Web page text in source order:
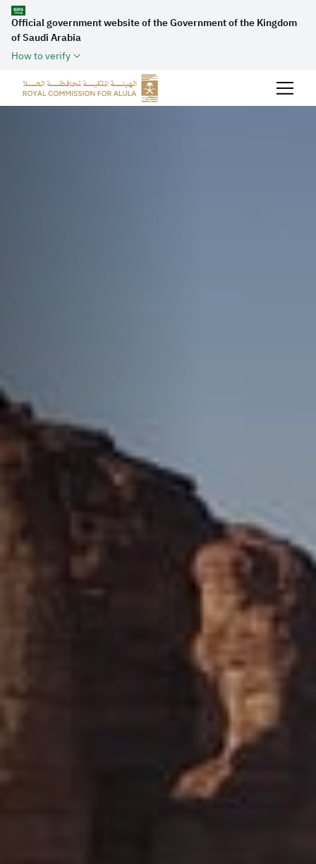
Official government website of the Government of the Kingdom
of Saudi Arabia
How to verify